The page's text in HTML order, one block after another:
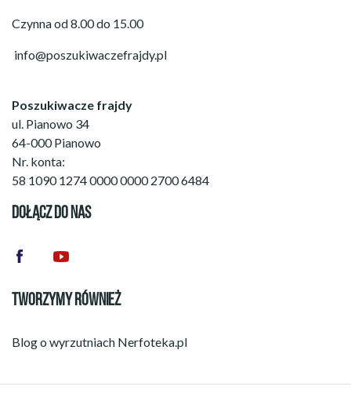
Czynna od 8.00 do 15.00
info@poszukiwaczefrajdy.pl
Poszukiwacze frajdy
ul. Pianowo 34
64-000 Pianowo
Nr. konta:
58 1090 1274 0000 0000 2700 6484
DOŁĄCZ DO NAS
TWORZYMY RÓWNIEŻ
Blog o wyrzutniach Nerfoteka.pl